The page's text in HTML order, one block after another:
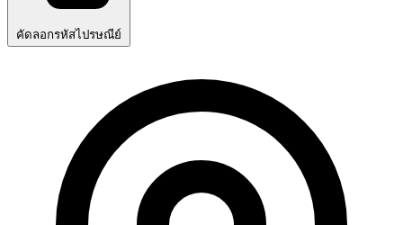
คัดลอกรหัสไปรษณีย์